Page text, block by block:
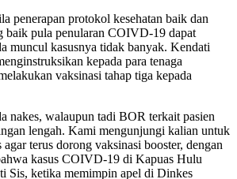
penerapan protokol kesehatan baik dan
baik pula penularan COIVD-19 dapat
muncul kasusnya tidak banyak. Kendati
kepada para tenaga
vaksinasi tahap tiga kepada
nakes, walaupun tadi BOR terkait pasien
lengah. Kami mengunjungi kalian untuk
terus dorong vaksinasi booster, dengan
kasus COIVD-19 di Kapuas Hulu
Sis, ketika memimpin apel di Dinkes